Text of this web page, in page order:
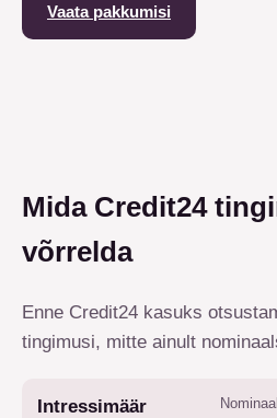
Vaata pakkumisi
Mida Credit24
võrrelda
Enne Credit24 kasuks
tingimusi, mitte ainult
Intressimäär